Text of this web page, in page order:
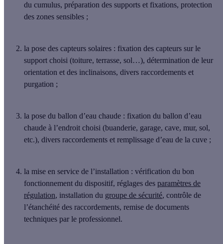
du cumulus, préparation des supports et fixations, protection
des zones sensibles ;
la pose des capteurs solaires : fixation des capteurs sur le
support choisi (toiture, terrasse, sol…), détermination de leur
orientation et des inclinaisons, divers raccordements et
purgation ;
la pose du ballon d’eau chaude : fixation du ballon d’eau
chaude à l’endroit choisi (buanderie, garage, cave, mur, sol,
etc.), divers raccordements et remplissage d’eau de la cuve ;
la mise en service de l’installation : vérification du bon
fonctionnement du dispositif, réglages des paramètres de
régulation, installation du groupe de sécurité, contrôle de
l’étanchéité des raccordements, remise de documents
techniques par le professionnel.